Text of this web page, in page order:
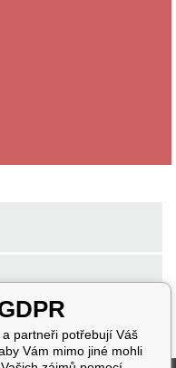
partneři potřebují Váš
Vám mimo jiné mohli